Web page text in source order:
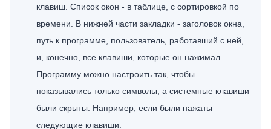
клавиш. Список окон - в таблице, с сортировкой по
времени. В нижней части закладки - заголовок окна,
путь к программе, пользователь, работавший с ней,
и, конечно, все клавиши, которые он нажимал.
Программу можно настроить так, чтобы
показывались только символы, а системные клавиши
были скрыты. Например, если были нажаты
следующие клавиши: